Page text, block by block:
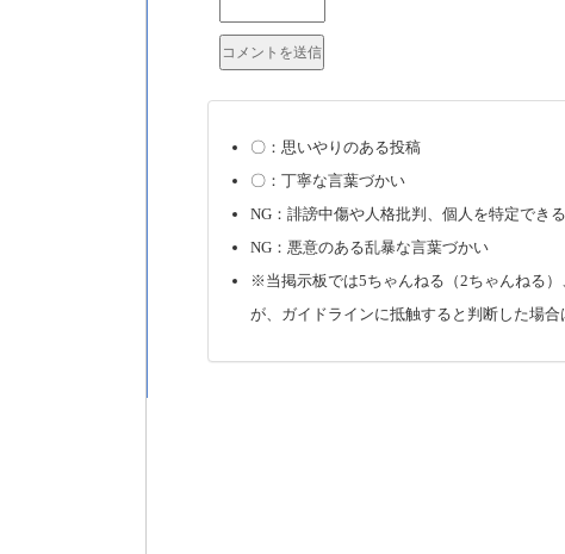
〇：思いやりのある投稿
〇：丁寧な言葉づかい
NG：誹謗中傷や人格批判、個人を特定でき
NG：悪意のある乱暴な言葉づかい
※当掲示板では5ちゃんねる（2ちゃんねる
が、ガイドラインに抵触すると判断した場